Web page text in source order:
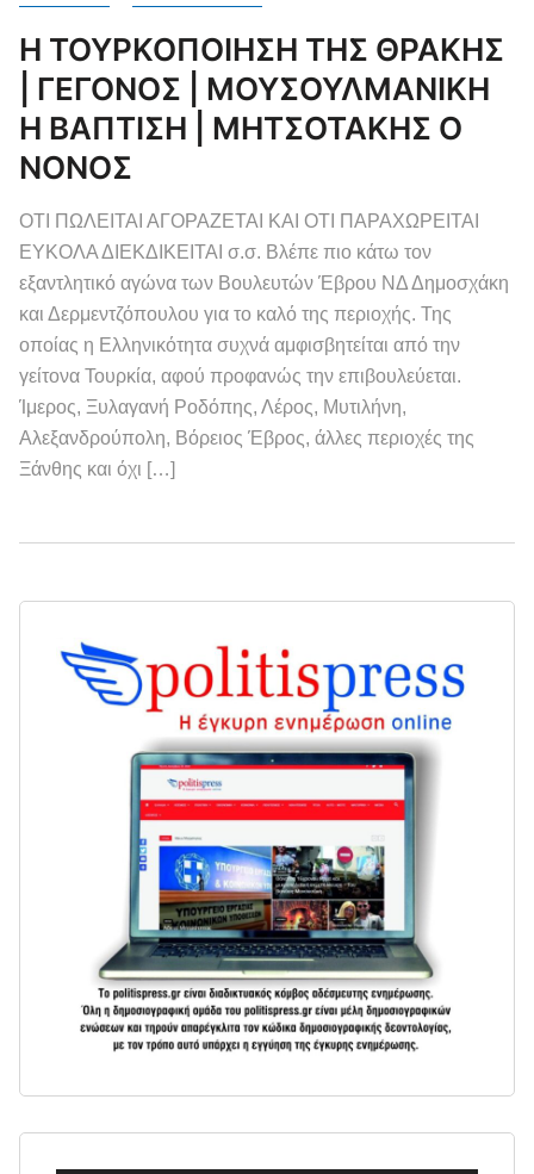
Η ΤΟΥΡΚΟΠΟΙΗΣΗ ΤΗΣ ΘΡΑΚΗΣ
| ΓΕΓΟΝΟΣ | ΜΟΥΣΟΥΛΜΑΝΙΚΗ
Η ΒΑΠΤΙΣΗ | ΜΗΤΣΟΤΑΚΗΣ Ο
ΝΟΝΟΣ
ΟΤΙ ΠΩΛΕΙΤΑΙ ΑΓΟΡΑΖΕΤΑΙ ΚΑΙ ΟΤΙ ΠΑΡΑΧΩΡΕΙΤΑΙ
ΕΥΚΟΛΑ ΔΙΕΚΔΙΚΕΙΤΑΙ σ.σ. Βλέπε πιο κάτω τον
εξαντλητικό αγώνα των Βουλευτών Έβρου ΝΔ Δημοσχάκη
και Δερμεντζόπουλου για το καλό της περιοχής. Της
οποίας η Ελληνικότητα συχνά αμφισβητείται από την
γείτονα Τουρκία, αφού προφανώς την επιβουλεύεται.
Ίμερος, Ξυλαγανή Ροδόπης, Λέρος, Μυτιλήνη,
Αλεξανδρούπολη, Βόρειος Έβρος, άλλες περιοχές της
Ξάνθης και όχι […]